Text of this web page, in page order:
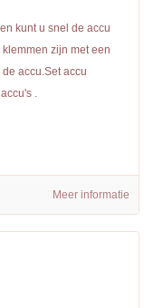
kunt u snel de accu
zijn met een
accu.Set accu
.
Meer informatie